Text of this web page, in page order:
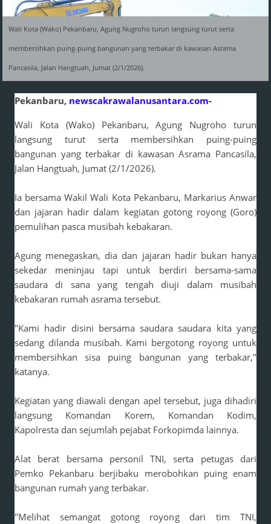
Wali Kota (Wako) Pekanbaru, Agung Nugroho turun langsung turut serta
membersihkan puing-puing bangunan yang terbakar di kawasan Asrama
Pancasila, Jalan Hangtuah, Jumat (2/1/2026).
Pekanbaru, newscakrawalanusantara.com-
Wali Kota (Wako) Pekanbaru, Agung Nugroho turun
langsung turut serta membersihkan puing-puing
bangunan yang terbakar di kawasan Asrama Pancasila,
Jalan Hangtuah, Jumat (2/1/2026).
Ia bersama Wakil Wali Kota Pekanbaru, Markarius Anwar
dan jajaran hadir dalam kegiatan gotong royong (Goro)
pemulihan pasca musibah kebakaran.
Agung menegaskan, dia dan jajaran hadir bukan hanya
sekedar meninjau tapi untuk berdiri bersama-sama
saudara di sana yang tengah diuji dalam musibah
kebakaran rumah asrama tersebut.
"Kami hadir disini bersama saudara saudara kita yang
sedang dilanda musibah. Kami bergotong royong untuk
membersihkan sisa puing bangunan yang terbakar,"
katanya.
Kegiatan yang diawali dengan apel tersebut, juga dihadiri
langsung Komandan Korem, Komandan Kodim,
Kapolresta dan sejumlah pejabat Forkopimda lainnya.
Alat berat bersama personil TNI, serta petugas dari
Pemko Pekanbaru berjibaku merobohkan puing enam
bangunan rumah yang terbakar.
"Melihat semangat gotong royong dari tim TNI,